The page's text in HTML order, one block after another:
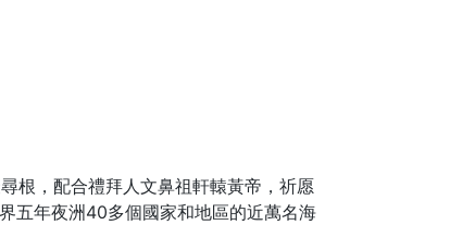
根，配合禮拜人文鼻祖軒轅黃帝，祈愿
五年夜洲40多個國家和地區的近萬名海